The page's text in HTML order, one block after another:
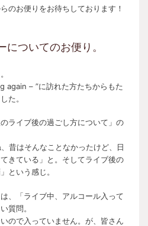
のお便りをお待ちしております！
ついてのお便り。
– ”に訪れた方たちからもた
た。
ライブ後の過ごし方について」の
昔はそんなことなかったけど、日
きている」と。そしてライブ後の
という感じ。
、「ライブ中、アルコール入って
質問。
ので入っていません。が、皆さん